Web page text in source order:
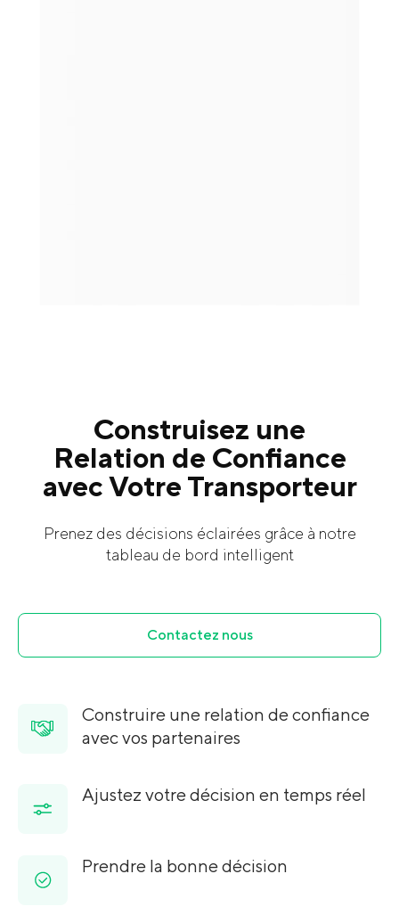
Construisez une
Relation de Confiance
avec Votre Transporteur
Prenez des décisions éclairées grâce à notre
tableau de bord intelligent
Contactez nous
Construire une relation de confiance
avec vos partenaires
Ajustez votre décision en temps réel
Prendre la bonne décision